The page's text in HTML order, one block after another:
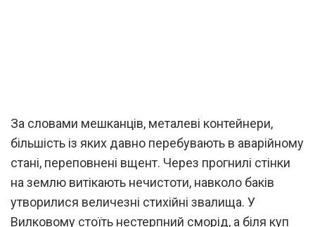
За словами мешканців, металеві контейнери,
більшість із яких давно перебувають в аварійному
стані, переповнені вщент. Через прогнилі стінки
на землю витікають нечистоти, навколо баків
утворилися величезні стихійні звалища. У
Вилковому стоїть нестерпний сморід, а біля куп